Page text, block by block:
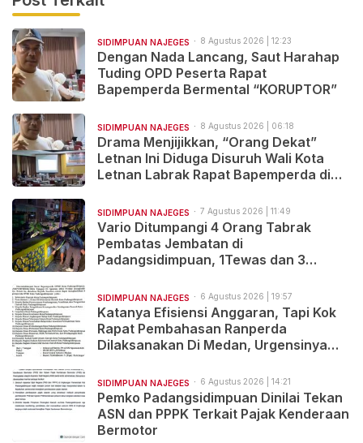
SIDIMPUAN NAJEGES 8 Agustus 2026 | 12:23
Dengan Nada Lancang, Saut Harahap
Tuding OPD Peserta Rapat
Bapemperda Bermental “KORUPTOR”
SIDIMPUAN NAJEGES 8 Agustus 2026 | 06:18
Drama Menjijikkan, “Orang Dekat”
Letnan Ini Diduga Disuruh Wali Kota
Letnan Labrak Rapat Bapemperda di
SIDIMPUAN NAJEGES 7 Agustus 2026 | 11:49
Vario Ditumpangi 4 Orang Tabrak
Pembatas Jembatan di
Padangsidimpuan, 1Tewas dan 3
SIDIMPUAN NAJEGES 6 Agustus 2026 | 19:57
Katanya Efisiensi Anggaran, Tapi Kok
Rapat Pembahasan Ranperda
Dilaksanakan Di Medan, Urgensinya
SIDIMPUAN NAJEGES 6 Agustus 2026 | 14:21
Pemko Padangsidimpuan Dinilai Tekan
ASN dan PPPK Terkait Pajak Kenderaan
Bermotor